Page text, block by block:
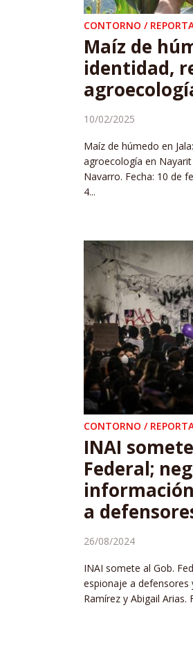
CONTORNO /
Maíz de
identidad,
10/02/2025
Maíz de húmedo en
agroecología en
Navarro. Fecha: 10 de
4...
CONTORNO /
INAI
Federal;
a
26/08/2024
INAI somete al Gob.
espionaje a defensores
Ramírez y Abigail Arias.